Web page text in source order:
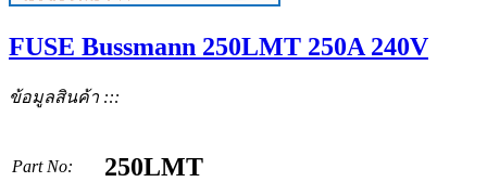
FUSE Bussmann 250LMT 250A 240V
ข้อมูลสินค้า :::
Part No: 250LMT